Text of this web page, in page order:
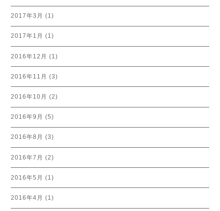
2017年3月 (1)
2017年1月 (1)
2016年12月 (1)
2016年11月 (3)
2016年10月 (2)
2016年9月 (5)
2016年8月 (3)
2016年7月 (2)
2016年5月 (1)
2016年4月 (1)